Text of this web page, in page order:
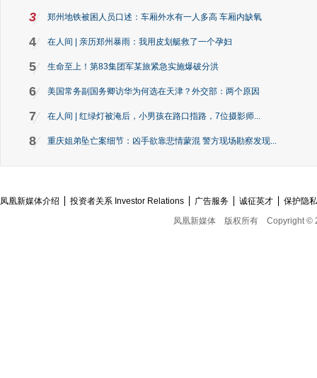
3 郑州地铁被困人员口述：车厢外水有一人多高 车厢内缺氧
4 在人间 | 亲历郑州暴雨：我用皮划艇救了一个孕妇
5 生命至上！第83集团军某旅紧急实施爆破分洪
6 美国常务副国务卿访华为何选在天津？外交部：两个原因
7 在人间 | 红绿灯被淹后，小男孩在路口指路，7位摄影师...
8 重庆姐弟坠亡案细节：凶手欲靠悲情蒙混 警方现场勘察发现...
凤凰新媒体介绍 投资者关系 Investor Relations 广告服务 诚征英才
保护隐
凤凰新媒体
版权所有 Copyright ©